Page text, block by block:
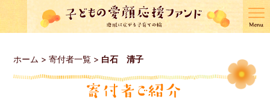
ホーム >寄付者一覧 > 白石 清子